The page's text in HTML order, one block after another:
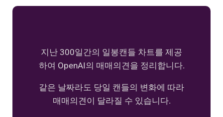
지난 300일간의 일봉캔들 차트를 제공
하여 OpenAI의 매매의견을 정리합니다.
같은 날짜라도 당일 캔들의 변화에 따라
매매의견이 달라질 수 있습니다.